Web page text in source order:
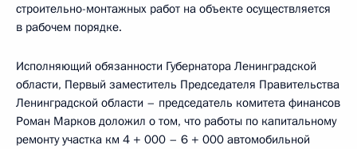
строительно-монтажных работ на объекте осуществляется
в рабочем порядке.
Исполняющий обязанности Губернатора Ленинградской
области, Первый заместитель Председателя Правительства
Ленинградской области – председатель комитета финансов
Роман Марков доложил о том, что работы по капитальному
ремонту участка км 4 + 000 – 6 + 000 автомобильной